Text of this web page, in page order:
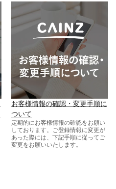
お客様情報の確認・変更手順に
ついて
定期的にお客様情報の確認をお願い
しております。ご登録情報に変更が
あった際には、下記手順に従ってご
変更をお願いいたします。